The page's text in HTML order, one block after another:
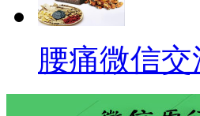
腰痛微信交